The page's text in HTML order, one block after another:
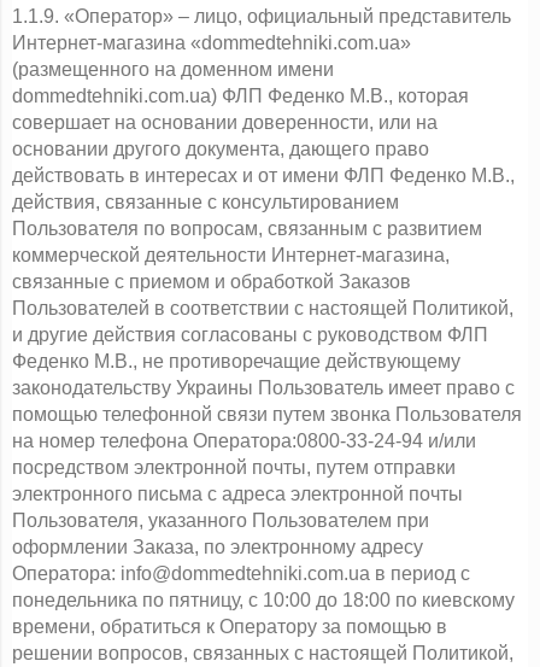
1.1.9. «Оператор» – лицо, официальный представитель
Интернет-магазина «dommedtehniki.com.ua»
(размещенного на доменном имени
dommedtehniki.com.ua) ФЛП Феденко М.В., которая
совершает на основании доверенности, или на
основании другого документа, дающего право
действовать в интересах и от имени ФЛП Феденко М.В.,
действия, связанные с консультированием
Пользователя по вопросам, связанным с развитием
коммерческой деятельности Интернет-магазина,
связанные с приемом и обработкой Заказов
Пользователей в соответствии с настоящей Политикой,
и другие действия согласованы с руководством ФЛП
Феденко М.В., не противоречащие действующему
законодательству Украины Пользователь имеет право с
помощью телефонной связи путем звонка Пользователя
на номер телефона Оператора:0800-33-24-94 и/или
посредством электронной почты, путем отправки
электронного письма с адреса электронной почты
Пользователя, указанного Пользователем при
оформлении Заказа, по электронному адресу
Оператора: info@dommedtehniki.com.ua в период с
понедельника по пятницу, с 10:00 до 18:00 по киевскому
времени, обратиться к Оператору за помощью в
решении вопросов, связанных с настоящей Политикой,